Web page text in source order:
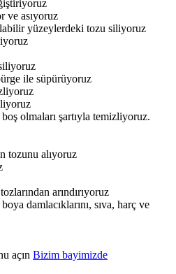
ve asıyoruz
yüzeylerdeki tozu siliyoruz
ile süpürüyoruz
olmaları şartıyla temizliyoruz.
tozunu alıyoruz
arındırıyoruz
damlacıklarını, sıva, harç ve
açın Bizim bayimizde